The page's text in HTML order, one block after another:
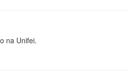
na Unifei.